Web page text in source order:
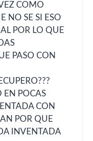
COMO
NO SE SI ESO
POR LO QUE
PASO CON
EN POCAS
CON
POR QUE
INVENTADA